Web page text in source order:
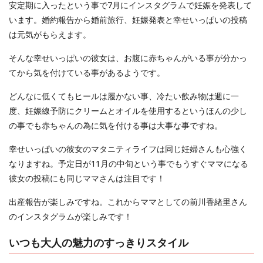
安定期に入ったという事で7月にインスタグラムで妊娠を発表して
います。婚約報告から婚前旅行、妊娠発表と幸せいっぱいの投稿
は元気がもらえます。
そんな幸せいっぱいの彼女は、お腹に赤ちゃんがいる事が分かっ
てから気を付けている事があるようです。
どんなに低くてもヒールは履かない事、冷たい飲み物は週に一
度、妊娠線予防にクリームとオイルを使用するというほんの少し
の事でも赤ちゃんの為に気を付ける事は大事な事ですね。
幸せいっぱいの彼女のマタニティライフは同じ妊婦さんも心強く
なりますね。予定日が11月の中旬という事でもうすぐママになる
彼女の投稿にも同じママさんは注目です！
出産報告が楽しみですね。これからママとしての前川香緒里さん
のインスタグラムが楽しみです！
いつも大人の魅力のすっきりスタイル